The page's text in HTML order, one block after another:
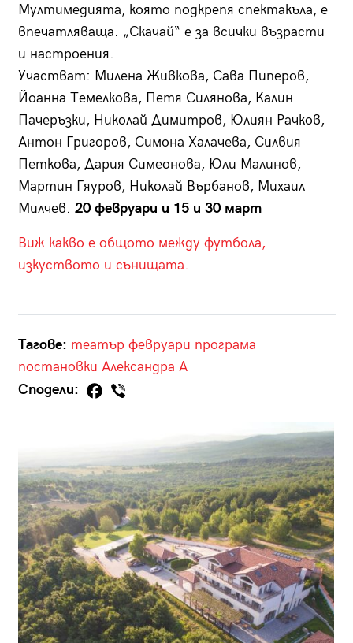
Мултимедията, която подкрепя спектакъла, е
впечатляваща. „Скачай“ е за всички възрасти
и настроения.
Участват: Милена Живкова, Сава Пиперов,
Йоанна Темелкова, Петя Силянова, Калин
Пачеръзки, Николай Димитров, Юлиян Рачков,
Антон Григоров, Симона Халачева, Силвия
Петкова, Дария Симеонова, Юли Малинов,
Мартин Гяуров, Николай Върбанов, Михаил
Милчев. 20 февруари и 15 и 30 март
Виж какво е общото между футбола,
изкуството и сънищата.
Тагове: театър февруари програма
постановки Александра А
Сподели: